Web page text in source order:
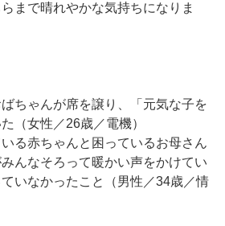
まで晴れやかな気持ちになりま
ちゃんが席を譲り、「元気な子を
（女性／26歳／電機）
る赤ちゃんと困っているお母さん
んなそろって暖かい声をかけてい
いなかったこと（男性／34歳／情